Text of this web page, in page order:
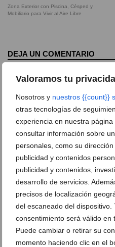
Valoramos tu
Nosotros y nuestros {{count}}
otras tecnologías de
experiencia en nuestra
consultar información sobre
personales, como su
publicidad y contenidos
publicidad y contenidos,
desarrollo de servicios.
precisos de localización
del escaneado del dispositivo.
consentimiento será válido en
Puede cambiar o retirar su
momento haciendo clic en el
Zona Exterior con Piscina, Césped y
Mobiliario para Vivir al Aire Libre
DEJA UN COMENTARIO